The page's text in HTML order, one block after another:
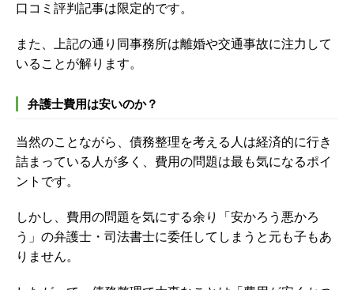
口コミ評判記事は限定的です。
また、上記の通り同事務所は離婚や交通事故に注力して
いることが解ります。
弁護士費用は安いのか？
当然のことながら、債務整理を考える人は経済的に行き
詰まっている人が多く、費用の問題は最も気になるポイ
ントです。
しかし、費用の問題を気にする余り「安かろう悪かろ
う」の弁護士・司法書士に委任してしまうと元も子もあ
りません。